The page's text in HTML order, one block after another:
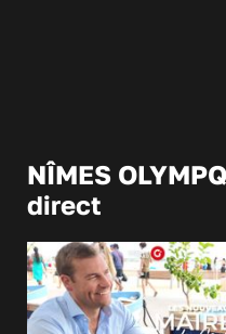
NÎMES
direct